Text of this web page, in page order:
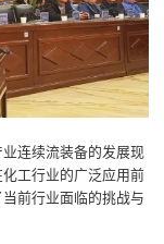
连续流装备的发展现
工行业的广泛应用前
前行业面临的挑战与